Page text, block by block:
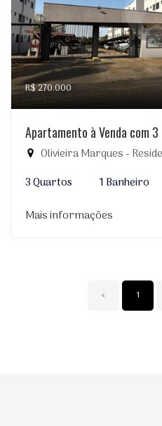
R$ 270.000
Apartamento à Venda com
Olivieira Marques -
3 Quartos
1 Banheiro
Mais informações
‹ 1